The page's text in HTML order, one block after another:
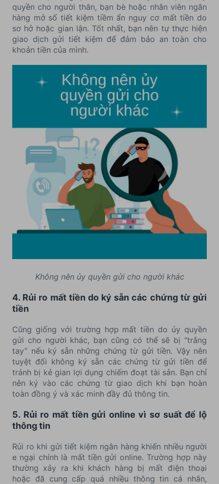
quyền cho người thân, bạn bè hoặc nhân viên ngân
hàng mở sổ tiết kiệm tiềm ẩn nguy cơ mất tiền do
sơ hở hoặc gian lận. Tốt nhất, bạn nên tự thực hiện
giao dịch gửi tiết kiệm để đảm bảo an toàn cho
khoản tiền của mình.
Không nên ủy quyền gửi cho người khác
4. Rủi ro mất tiền do ký sẵn các chứng từ gửi
tiền
Cũng giống với trường hợp mất tiền do ủy quyền
gửi cho người khác, bạn cũng có thể sẽ bị “trắng
tay” nếu ký sẵn những chứng từ gửi tiền. Vậy nên
tuyệt đối không ký sẵn các chứng từ gửi tiền để
tránh bị kẻ gian lợi dụng chiếm đoạt tài sản. Bạn chỉ
nên ký vào các chứng từ giao dịch khi bạn hoàn
toàn đồng ý và xác minh đầy đủ thông tin.
5. Rủi ro mất tiền gửi online vì sơ suất để lộ
thông tin
Rủi ro khi gửi tiết kiệm ngân hàng khiến nhiều người
e ngại chính là mất tiền gửi online. Trường hợp này
thường xảy ra khi khách hàng bị mất điện thoại
hoặc đã cung cấp quá nhiều thông tin cá nhân,